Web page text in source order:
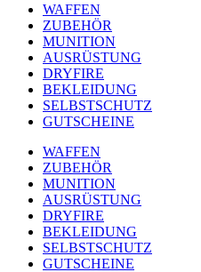
WAFFEN
ZUBEHÖR
MUNITION
AUSRÜSTUNG
DRYFIRE
BEKLEIDUNG
SELBSTSCHUTZ
GUTSCHEINE
WAFFEN
ZUBEHÖR
MUNITION
AUSRÜSTUNG
DRYFIRE
BEKLEIDUNG
SELBSTSCHUTZ
GUTSCHEINE